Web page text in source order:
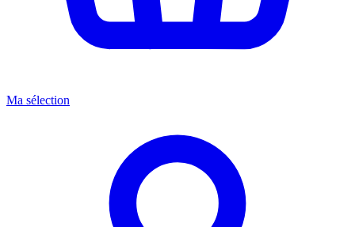
Ma sélection